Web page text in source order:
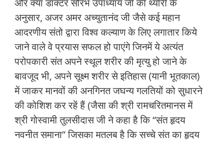
और क्या डॉक्टर सौरभ उपाध्याय जी की थ्योरी के
अनुसार, अजर अमर अच्युतानंद जी जैसे कई महान
आदरणीय संतो द्वारा विश्व कल्याण के लिए लगातार किये
जाने वाले वे प्रयास सफल हो पाएंगे जिनमें ये अत्यंत
परोपकारी संत अपने स्थूल शरीर की मृत्यु हो जाने के
बावजूद भी, अपने सूक्ष्म शरीर से इतिहास (यानी भूतकाल)
में जाकर मानवों की अनगिनत जघन्य गलतियों को सुधारने
की कोशिश कर रहें हैं (जैसा की श्री रामचरितमानस में
श्री गोस्वामी तुलसीदास जी ने कहा है कि “संत हृदय
नवनीत समाना” जिसका मतलब है कि सच्चे संत का हृदय